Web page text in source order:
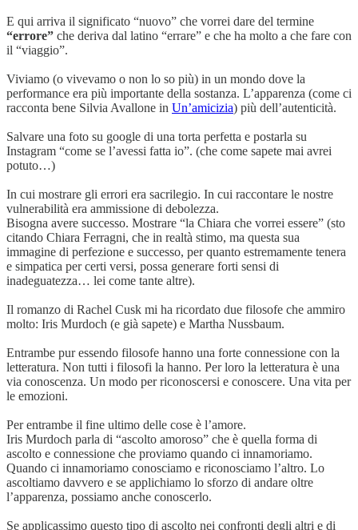
E qui arriva il significato “nuovo” che vorrei dare del termine
“errore” che deriva dal latino “errare” e che ha molto a che fare con
il “viaggio”.
Viviamo (o vivevamo o non lo so più) in un mondo dove la
performance era più importante della sostanza. L’apparenza (come ci
racconta bene Silvia Avallone in Un’amicizia) più dell’autenticità.
Salvare una foto su google di una torta perfetta e postarla su
Instagram “come se l’avessi fatta io”. (che come sapete mai avrei
potuto…)
In cui mostrare gli errori era sacrilegio. In cui raccontare le nostre
vulnerabilità era ammissione di debolezza.
Bisogna avere successo. Mostrare “la Chiara che vorrei essere” (sto
citando Chiara Ferragni, che in realtà stimo, ma questa sua
immagine di perfezione e successo, per quanto estremamente tenera
e simpatica per certi versi, possa generare forti sensi di
inadeguatezza… lei come tante altre).
Il romanzo di Rachel Cusk mi ha ricordato due filosofe che ammiro
molto: Iris Murdoch (e già sapete) e Martha Nussbaum.
Entrambe pur essendo filosofe hanno una forte connessione con la
letteratura. Non tutti i filosofi la hanno. Per loro la letteratura è una
via conoscenza. Un modo per riconoscersi e conoscere. Una vita per
le emozioni.
Per entrambe il fine ultimo delle cose è l’amore.
Iris Murdoch parla di “ascolto amoroso” che è quella forma di
ascolto e connessione che proviamo quando ci innamoriamo.
Quando ci innamoriamo conosciamo e riconosciamo l’altro. Lo
ascoltiamo davvero e se applichiamo lo sforzo di andare oltre
l’apparenza, possiamo anche conoscerlo.
Se applicassimo questo tipo di ascolto nei confronti degli altri e di